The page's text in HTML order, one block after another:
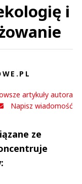
i
artykuły autora
Napisz wiadomość
ze